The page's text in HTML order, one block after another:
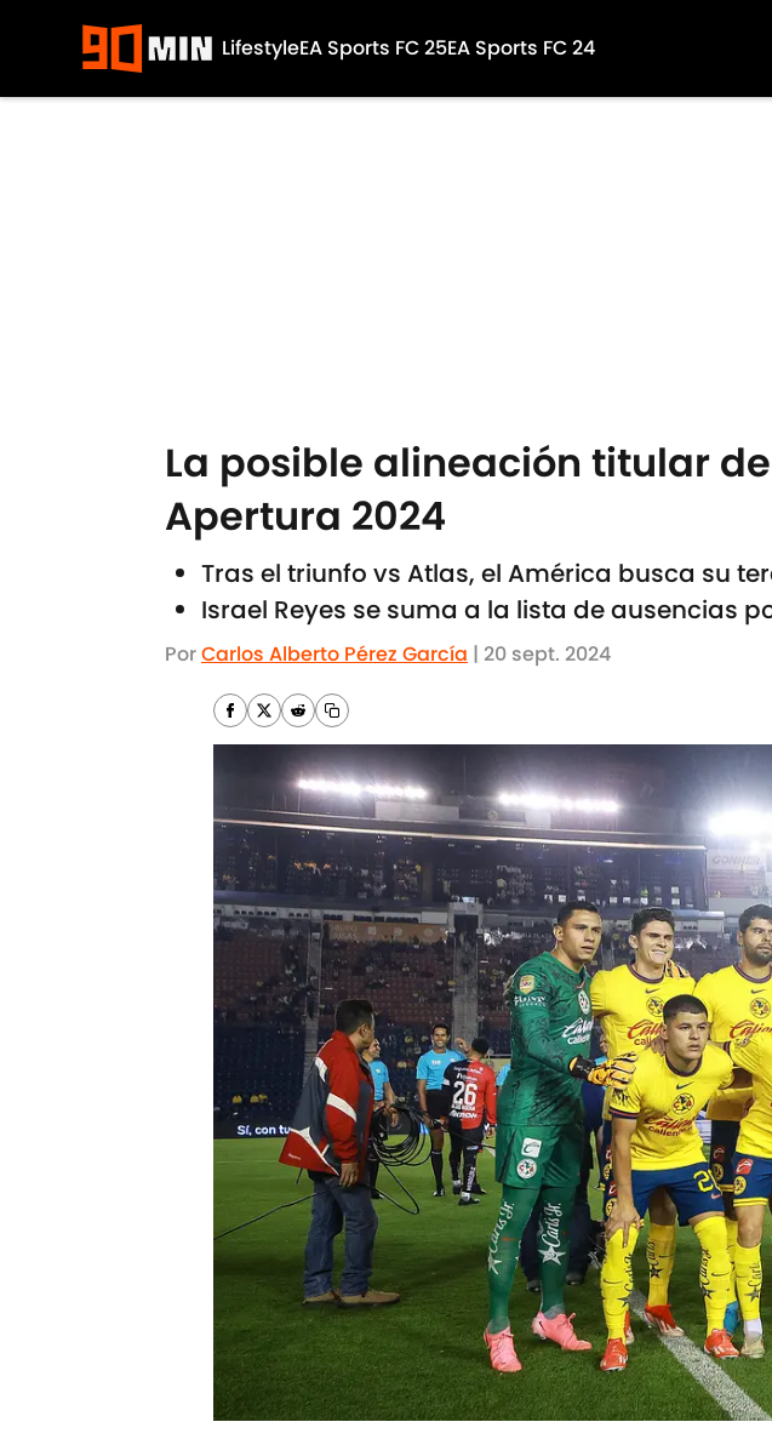
LifestyleEA Sports FC 25EA Sports FC 24
La posible alineación titular
Apertura 2024
Tras el triunfo vs Atlas, el América busca su
Israel Reyes se suma a la lista de ausencias
PorCarlos Alberto Pérez García | 20 sept. 2024